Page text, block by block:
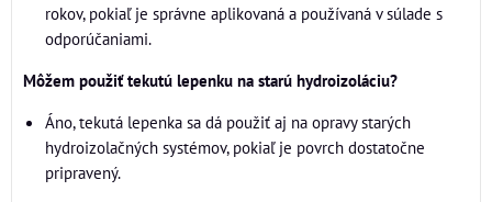
rokov, pokiaľ je správne aplikovaná a používaná v súlade s
odporúčaniami.
Môžem použiť tekutú lepenku na starú hydroizoláciu?
Áno, tekutá lepenka sa dá použiť aj na opravy starých
hydroizolačných systémov, pokiaľ je povrch dostatočne
pripravený.